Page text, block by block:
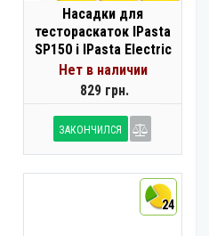
Насадки для
тестораскаток IPasta
SP150 і IPasta Electric
Нет в наличии
829 грн.
ЗАКОНЧИЛСЯ
24